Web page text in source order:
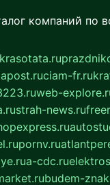
компаний по
krasotata.ru
ciam-fr.ru
web-
strah-news.ru
pornv.ru
a-cdc.ru
budem-